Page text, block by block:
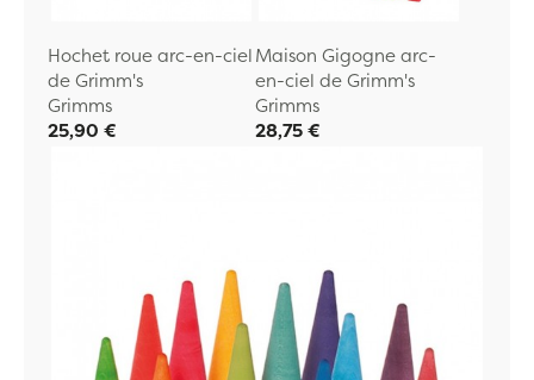
Hochet roue arc-en-ciel
de Grimm's
Grimms
25,90 €
Maison Gigogne arc-
en-ciel de Grimm's
Grimms
28,75 €